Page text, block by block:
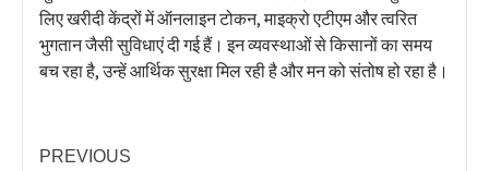
लिए खरीदी केंद्रों में ऑनलाइन टोकन, माइक्रो एटीएम और त्वरित
भुगतान जैसी सुविधाएं दी गई हैं। इन व्यवस्थाओं से किसानों का समय
बच रहा है, उन्हें आर्थिक सुरक्षा मिल रही है और मन को संतोष हो रहा है।
PREVIOUS